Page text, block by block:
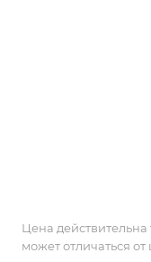
Цена
может отличаться